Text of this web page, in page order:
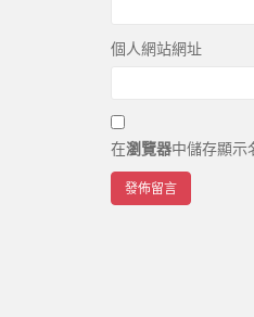
個人網站網址
在瀏覽器中儲存顯示